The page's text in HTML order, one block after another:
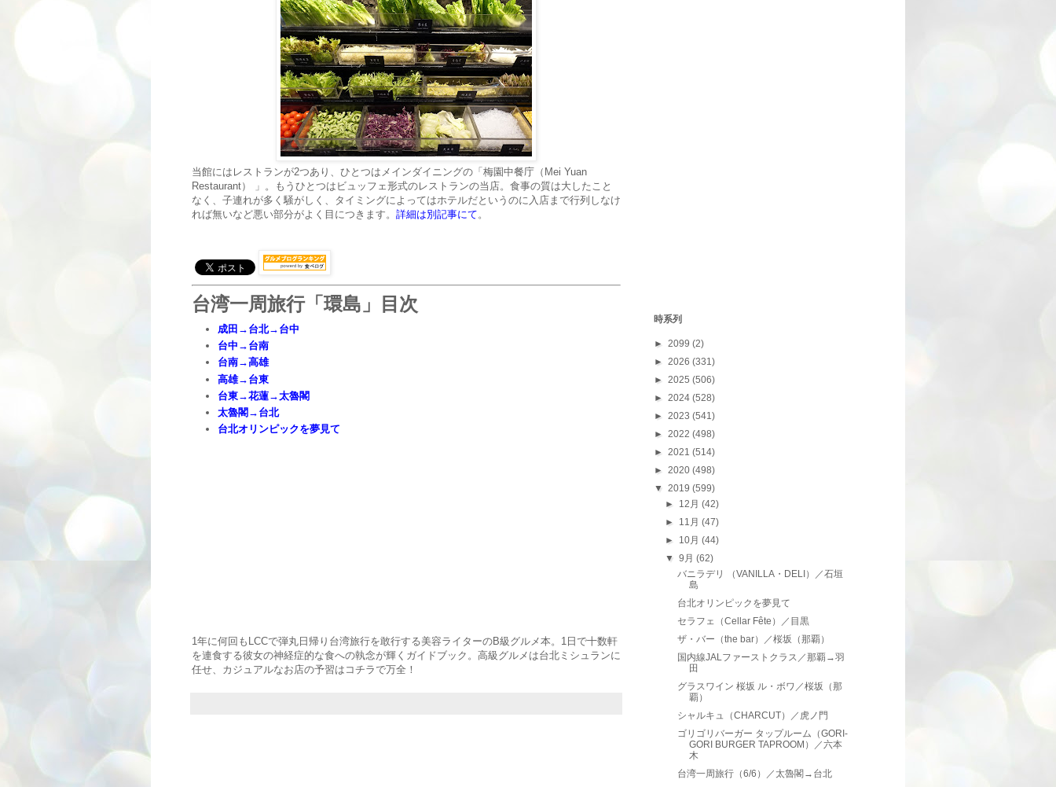
当館にはレストランが2つあり、ひとつはメインダイニングの「梅園中餐庁（Mei Yuan
Restaurant） 」。もうひとつはビュッフェ形式のレストランの当店。食事の質は大したこと
なく、子連れが多く騒がしく、タイミングによってはホテルだというのに入店まで行列しなけ
れば無いなど悪い部分がよく目につきます。 詳細は別記事にて 。
台湾一周旅行「環島」目次
成田→台北→台中
台中→台南
台南→高雄
高雄→台東
台東→花蓮→太魯閣
太魯閣→台北
台北オリンピックを夢見て
1年に何回もLCCで弾丸日帰り台湾旅行を敢行する美容ライターのB級グルメ本。1日で十数軒
を連食する彼女の神経症的な食への執念が輝くガイドブック。高級グルメは台北ミシュランに
任せ、カジュアルなお店の予習はコチラで万全！
時系列
► 2099 (2)
► 2026 (331)
► 2025 (506)
► 2024 (528)
► 2023 (541)
► 2022 (498)
► 2021 (514)
► 2020 (498)
▼ 2019 (599)
► 12月(42)
► 11月(47)
► 10月(44)
▼9月(62)
バニラデリ （VANILLA・DELI）／石垣
島
台北オリンピックを夢見て
セラフェ（Cellar Fête）／目黒
ザ・バー（the bar）／桜坂（那覇）
国内線JALファーストクラス／那覇→羽
田
グラスワイン 桜坂 ル・ボワ／桜坂（那
覇）
シャルキュ（CHARCUT）／虎ノ門
ゴリゴリバーガー タップルーム（GORI-
GORI BURGER TAPROOM）／六本
木
台湾一周旅行（6/6）／太魯閣→台北